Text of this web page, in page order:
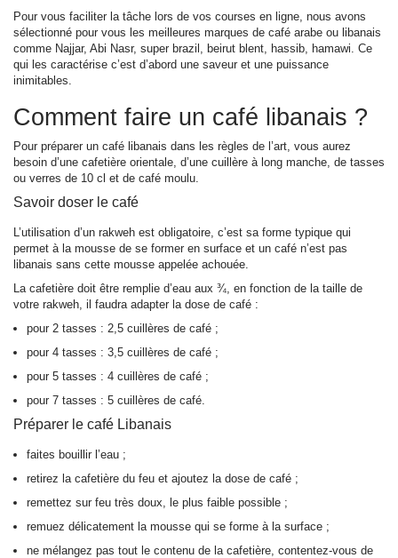
Pour vous faciliter la tâche lors de vos courses en ligne, nous avons
sélectionné pour vous les meilleures marques de café arabe ou libanais
comme Najjar, Abi Nasr, super brazil, beirut blent, hassib, hamawi. Ce
qui les caractérise c’est d’abord une saveur et une puissance
inimitables.
Comment faire un café libanais ?
Pour préparer un café libanais dans les règles de l’art, vous aurez
besoin d’une cafetière orientale, d’une cuillère à long manche, de tasses
ou verres de 10 cl et de café moulu.
Savoir doser le café
L’utilisation d’un rakweh est obligatoire, c’est sa forme typique qui
permet à la mousse de se former en surface et un café n’est pas
libanais sans cette mousse appelée achouée
La cafetière doit être remplie d’eau aux ¾, en fonction de la taille de
votre rakweh , il faudra adapter la dose de café :
pour 2 tasses : 2,5 cuillères de café ;
pour 4 tasses : 3,5 cuillères de café ;
pour 5 tasses : 4 cuillères de café ;
pour 7 tasses : 5 cuillères de café.
Préparer le café Libanais
faites bouillir l’eau ;
retirez la cafetière du feu et ajoutez la dose de café ;
remettez sur feu très doux, le plus faible possible ;
remuez délicatement la mousse qui se forme à la surface ;
ne mélangez pas tout le contenu de la cafetière, contentez-vous de